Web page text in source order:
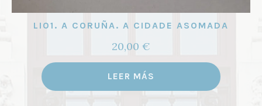
LI01. A CORUÑA. A CIDADE ASOMADA
20,00 €
LEER MÁS